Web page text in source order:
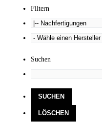
Filtern
Suchen